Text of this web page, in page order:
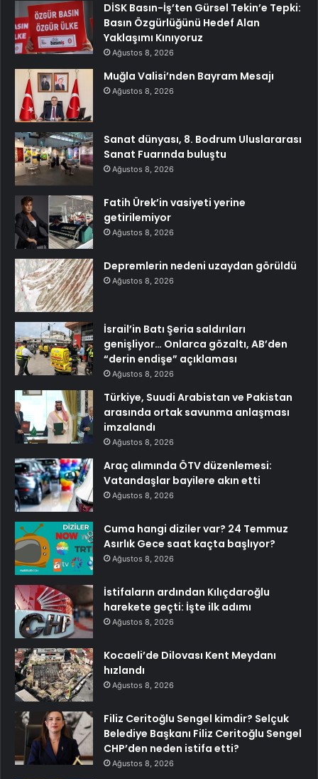
DİSK Basın-İş’ten Gürsel Tekin’e Tepki:
Basın Özgürlüğünü Hedef Alan
Yaklaşımı Kınıyoruz
Ağustos 8, 2026
Muğla Valisi’nden Bayram Mesajı
Ağustos 8, 2026
Sanat dünyası, 8. Bodrum Uluslararası
Sanat Fuarında buluştu
Ağustos 8, 2026
Fatih Ürek’in vasiyeti yerine
getirilemiyor
Ağustos 8, 2026
Depremlerin nedeni uzaydan görüldü
Ağustos 8, 2026
İsrail’in Batı Şeria saldırıları
genişliyor… Onlarca gözaltı, AB’den
“derin endişe” açıklaması
Ağustos 8, 2026
Türkiye, Suudi Arabistan ve Pakistan
arasında ortak savunma anlaşması
imzalandı
Ağustos 8, 2026
Araç alımında ÖTV düzenlemesi:
Vatandaşlar bayilere akın etti
Ağustos 8, 2026
Cuma hangi diziler var? 24 Temmuz
Asırlık Gece saat kaçta başlıyor?
Ağustos 8, 2026
İstifaların ardından Kılıçdaroğlu
harekete geçti: İşte ilk adımı
Ağustos 8, 2026
Kocaeli’de Dilovası Kent Meydanı
hızlandı
Ağustos 8, 2026
Filiz Ceritoğlu Sengel kimdir? Selçuk
Belediye Başkanı Filiz Ceritoğlu Sengel
CHP’den neden istifa etti?
Ağustos 8, 2026